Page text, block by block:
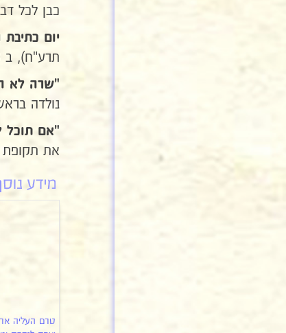
כבן לכל
יום
תרע"ח), ב 3 בשבט
"שרה לא
נולדה בראשית
"אם תוכל
את תקופת
טרם העליה